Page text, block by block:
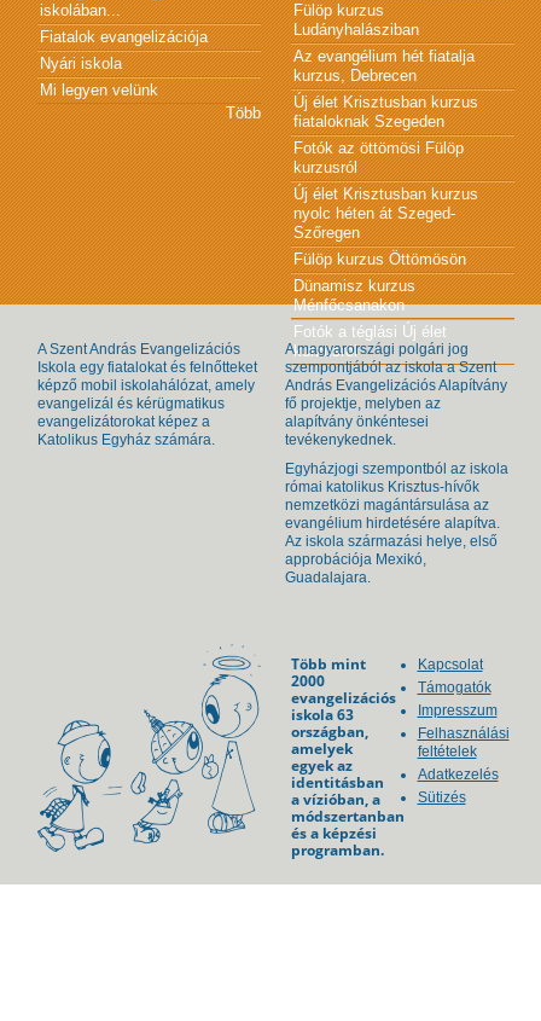
iskolában...
Fiatalok evangelizációja
Nyári iskola
Mi legyen velünk
Több
Fülöp kurzus
Ludányhalásziban
Az evangélium hét fiatalja
kurzus, Debrecen
Új élet Krisztusban kurzus
fiataloknak Szegeden
Fotók az öttömösi Fülöp
kurzusról
Új élet Krisztusban kurzus
nyolc héten át Szeged-
Szőregen
Fülöp kurzus Öttömösön
Dünamisz kurzus
Ménfőcsanakon
Fotók a téglási Új élet
kurzusról
A Szent András Evangelizációs
Iskola egy fiatalokat és felnőtteket
képző mobil iskolahálózat, amely
evangelizál és kérügmatikus
evangelizátorokat képez a
Katolikus Egyház számára.
A magyarországi polgári jog
szempontjából az iskola a Szent
András Evangelizációs Alapítvány
fő projektje, melyben az
alapítvány önkéntesei
tevékenykednek.
Egyházjogi szempontból az iskola
római katolikus Krisztus-hívők
nemzetközi magántársulása az
evangélium hirdetésére alapítva.
Az iskola származási helye, első
approbációja Mexikó,
Guadalajara.
Több mint
2000
evangelizációs
iskola 63
országban,
amelyek
egyek az
identitásban
a vízióban, a
módszertanban
és a képzési
programban.
Kapcsolat
Támogatók
Impresszum
Felhasználási
feltételek
Adatkezelés
Sütizés